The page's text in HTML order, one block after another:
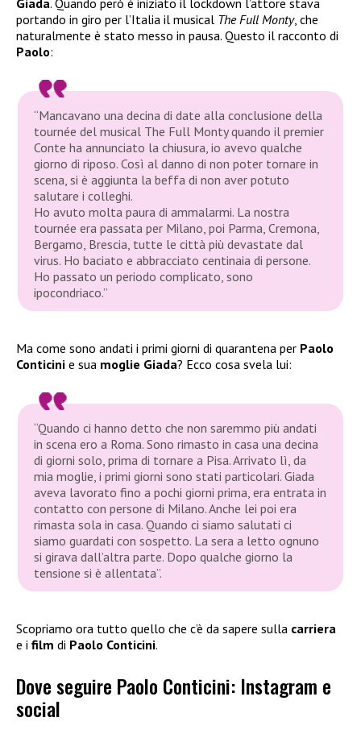
portando in giro per l’Italia il musical The Full Monty, che
naturalmente è stato messo in pausa. Questo il racconto di
Paolo:
“Mancavano una decina di date alla conclusione della
tournée del musical The Full Monty quando il premier
Conte ha annunciato la chiusura, io avevo qualche
giorno di riposo. Così al danno di non poter tornare in
scena, si è aggiunta la beffa di non aver potuto
salutare i colleghi.
Ho avuto molta paura di ammalarmi. La nostra
tournée era passata per Milano, poi Parma, Cremona,
Bergamo, Brescia, tutte le città più devastate dal
virus. Ho baciato e abbracciato centinaia di persone.
Ho passato un periodo complicato, sono
ipocondriaco.”
Ma come sono andati i primi giorni di quarantena per Paolo
Conticini e sua moglie Giada? Ecco cosa svela lui:
“Quando ci hanno detto che non saremmo più andati
in scena ero a Roma. Sono rimasto in casa una decina
di giorni solo, prima di tornare a Pisa. Arrivato lì, da
mia moglie, i primi giorni sono stati particolari. Giada
aveva lavorato fino a pochi giorni prima, era entrata in
contatto con persone di Milano. Anche lei poi era
rimasta sola in casa. Quando ci siamo salutati ci
siamo guardati con sospetto. La sera a letto ognuno
si girava dall’altra parte. Dopo qualche giorno la
tensione si è allentata”.
Scopriamo ora tutto quello che c’è da sapere sulla carriera
e i film di Paolo Conticini.
Dove seguire Paolo Conticini: Instagram e
social